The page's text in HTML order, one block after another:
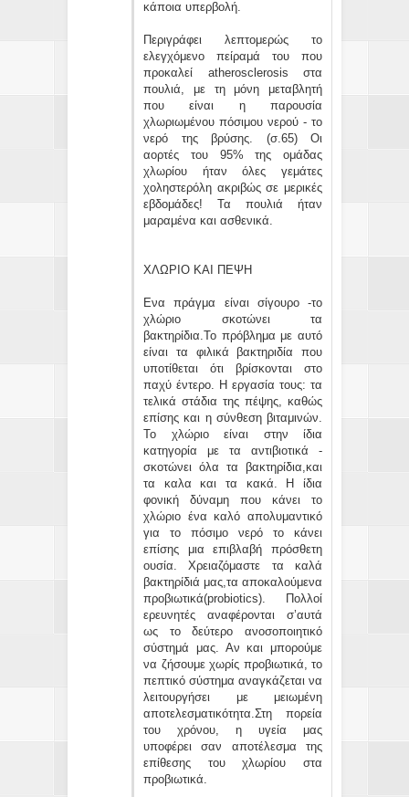
κάποια υπερβολή.
Περιγράφει λεπτομερώς το
ελεγχόμενο πείραμά του που
προκαλεί atherosclerosis στα
πουλιά, με τη μόνη μεταβλητή
που είναι η παρουσία
χλωριωμένου πόσιμου νερού - το
νερό της βρύσης. (σ.65) Οι
αορτές του 95% της ομάδας
χλωρίου ήταν όλες γεμάτες
χοληστερόλη ακριβώς σε μερικές
εβδομάδες! Τα πουλιά ήταν
μαραμένα και ασθενικά.
ΧΛΩΡΙΟ ΚΑΙ ΠΕΨΗ
Ενα πράγμα είναι σίγουρο -το
χλώριο σκοτώνει τα
βακτηρίδια.Το πρόβλημα με αυτό
είναι τα φιλικά βακτηριδία που
υποτίθεται ότι βρίσκονται στο
παχύ έντερο. Η εργασία τους: τα
τελικά στάδια της πέψης, καθώς
επίσης και η σύνθεση βιταμινών.
Το χλώριο είναι στην ίδια
κατηγορία με τα αντιβιοτικά -
σκοτώνει όλα τα βακτηρίδια,και
τα καλα και τα κακά. Η ίδια
φονική δύναμη που κάνει το
χλώριο ένα καλό απολυμαντικό
για το πόσιμο νερό το κάνει
επίσης μια επιβλαβή πρόσθετη
ουσία. Χρειαζόμαστε τα καλά
βακτηρίδιά μας,τα αποκαλούμενα
προβιωτικά(probiotics). Πολλοί
ερευνητές αναφέρονται σ’αυτά
ως το δεύτερο ανοσοποιητικό
σύστημά μας. Αν και μπορούμε
να ζήσουμε χωρίς προβιωτικά, το
πεπτικό σύστημα αναγκάζεται να
λειτουργήσει με μειωμένη
αποτελεσματικότητα.Στη πορεία
του χρόνου, η υγεία μας
υποφέρει σαν αποτέλεσμα της
επίθεσης του χλωρίου στα
προβιωτικά.